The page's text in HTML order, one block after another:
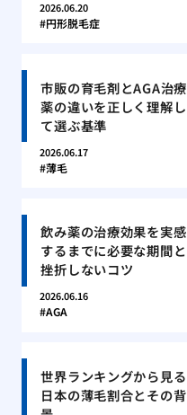
2026.06.20
円形脱毛症
市販の育毛剤とAGA治療
薬の違いを正しく理解し
て選ぶ基準
2026.06.17
薄毛
飲み薬の治療効果を実感
するまでに必要な期間と
挫折しないコツ
2026.06.16
AGA
世界ランキングから見る
日本の薄毛割合とその背